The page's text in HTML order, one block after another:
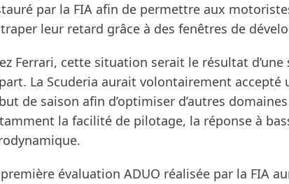
par la FIA afin de permettre aux
leur retard grâce à des fenêtres de
Ferrari, cette situation serait le résultat
La Scuderia aurait volontairement accepté
de saison afin d’optimiser d’autres
la facilité de pilotage, la réponse à
évaluation ADUO réalisée par la FIA